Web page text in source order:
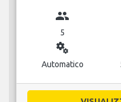
group
5
miscellaneous_services
Automatico